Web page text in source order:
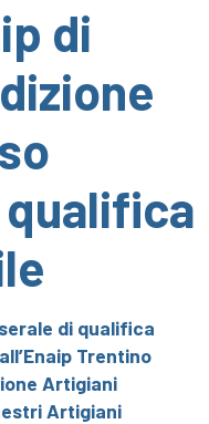
di
di qualifica
Trentino
Artigiani
Artigiani